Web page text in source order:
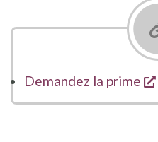
Demandez la prime